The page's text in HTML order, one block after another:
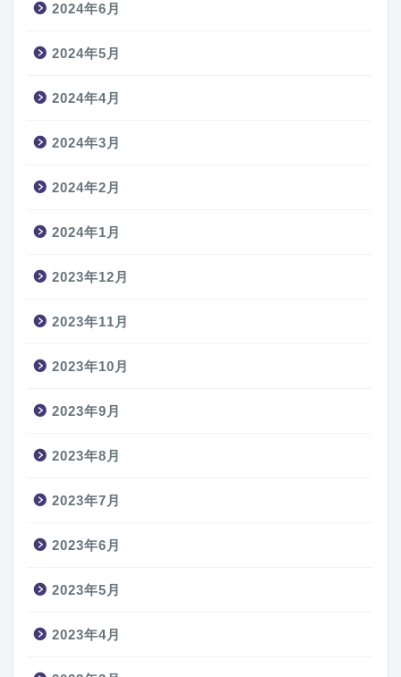
2024年6月
2024年5月
2024年4月
2024年3月
2024年2月
2024年1月
2023年12月
2023年11月
2023年10月
2023年9月
2023年8月
2023年7月
2023年6月
2023年5月
2023年4月